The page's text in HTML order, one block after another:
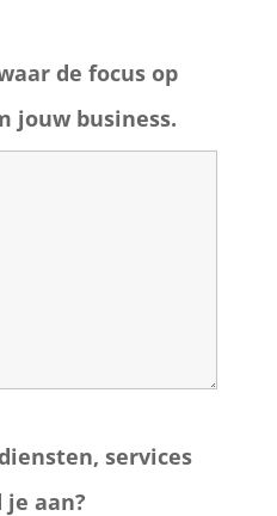
de focus op
jouw business.
services
aan?